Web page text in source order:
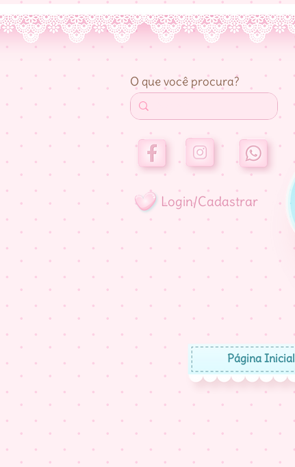
O que você procura?
Login/Cadastrar
Página Inicial